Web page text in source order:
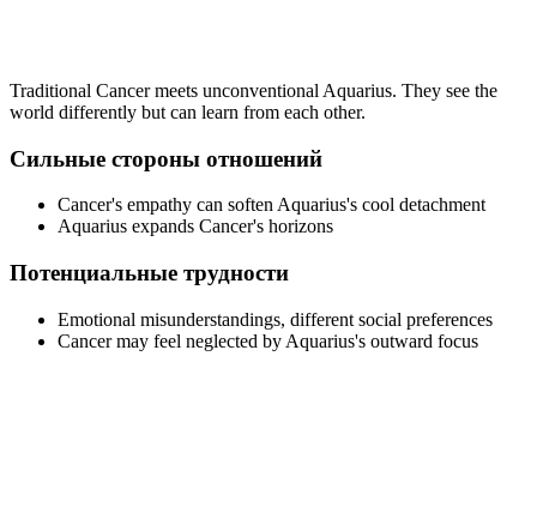
Traditional Cancer meets unconventional Aquarius. They see the
world differently but can learn from each other.
Сильные стороны отношений
Cancer's empathy can soften Aquarius's cool detachment
Aquarius expands Cancer's horizons
Потенциальные трудности
Emotional misunderstandings, different social preferences
Cancer may feel neglected by Aquarius's outward focus